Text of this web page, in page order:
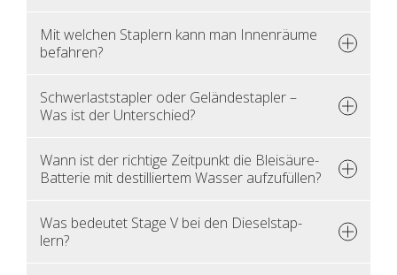
Mit wel­chen Stap­lern kann man In­nen­räu­me
be­fah­ren?
Schwer­last­stap­ler oder Ge­län­de­stap­ler –
Was ist der Un­ter­schied?
Wann ist der rich­ti­ge Zeit­punkt die Blei­säu­re-
Bat­te­rie mit de­stil­lier­tem Was­ser auf­zu­fül­len?
Was be­deu­tet Stage V bei den Die­sel­stap­
lern?